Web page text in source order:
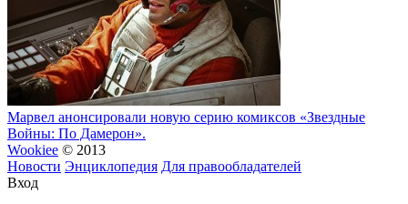
Марвел анонсировали новую серию комиксов «Звездные
Войны: По Дамерон».
Wookiee © 2013
Новости Энциклопедия Для правообладателей
Вход